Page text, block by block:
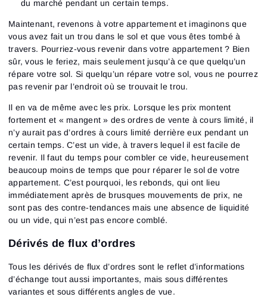
du marché pendant un certain temps.
Maintenant, revenons à votre appartement et imaginons que
vous avez fait un trou dans le sol et que vous êtes tombé à
travers. Pourriez-vous revenir dans votre appartement ? Bien
sûr, vous le feriez, mais seulement jusqu’à ce que quelqu’un
répare votre sol. Si quelqu’un répare votre sol, vous ne pourrez
pas revenir par l’endroit où se trouvait le trou.
Il en va de même avec les prix. Lorsque les prix montent
fortement et « mangent » des ordres de vente à cours limité, il
n’y aurait pas d’ordres à cours limité derrière eux pendant un
certain temps. C’est un vide, à travers lequel il est facile de
revenir. Il faut du temps pour combler ce vide, heureusement
beaucoup moins de temps que pour réparer le sol de votre
appartement. C’est pourquoi, les rebonds, qui ont lieu
immédiatement après de brusques mouvements de prix, ne
sont pas des contre-tendances mais une absence de liquidité
ou un vide, qui n’est pas encore comblé.
Dérivés de flux d’ordres
Tous les dérivés de flux d’ordres sont le reflet d’informations
d’échange tout aussi importantes, mais sous différentes
variantes et sous différents angles de vue.